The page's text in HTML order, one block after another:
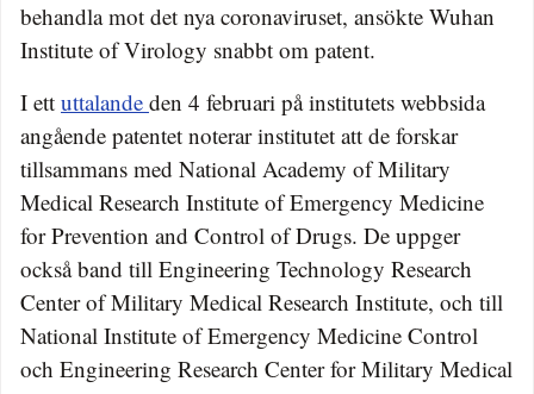
behandla mot det nya coronaviruset, ansökte Wuhan
Institute of Virology snabbt om patent.
I ett uttalande den 4 februari på institutets webbsida
angående patentet noterar institutet att de forskar
tillsammans med National Academy of Military
Medical Research Institute of Emergency Medicine
for Prevention and Control of Drugs. De uppger
också band till Engineering Technology Research
Center of Military Medical Research Institute, och till
National Institute of Emergency Medicine Control
och Engineering Research Center for Military Medical